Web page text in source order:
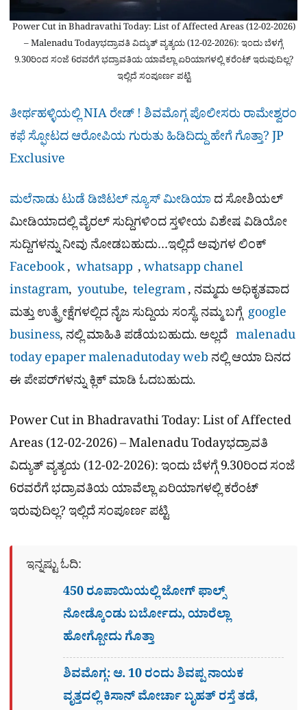
Power Cut in Bhadravathi Today: List of Affected Areas (12-02-2026)
– Malenadu Todayಭದ್ರಾವತಿ ವಿದ್ಯುತ್ ವ್ಯತ್ಯಯ (12-02-2026): ಇಂದು ಬೆಳಗ್ಗೆ
9.30ರಿಂದ ಸಂಜೆ 6ರವರೆಗೆ ಭದ್ರಾವತಿಯ ಯಾವೆಲ್ಲಾ ಏರಿಯಾಗಳಲ್ಲಿ ಕರೆಂಟ್ ಇರುವುದಿಲ್ಲ?
ಇಲ್ಲಿದೆ ಸಂಪೂರ್ಣ ಪಟ್ಟಿ
ತೀರ್ಥಹಳ್ಳಿಯಲ್ಲಿ NIA ರೇಡ್‌ ! ಶಿವಮೊಗ್ಗ ಪೊಲೀಸರು ರಾಮೇಶ್ವರಂ
ಕಫೆ ಸ್ಫೋಟದ ಆರೋಪಿಯ ಗುರುತು ಹಿಡಿದಿದ್ದು ಹೇಗೆ ಗೊತ್ತಾ? JP
Exclusive
ಮಲೆನಾಡು ಟುಡೆ ಡಿಜಿಟಲ್ ನ್ಯೂಸ್ ಮೀಡಿಯಾ ದ ಸೋಶಿಯಲ್​
ಮೀಡಿಯಾದಲ್ಲಿ ವೈರಲ್​ ಸುದ್ದಿಗಳಿಂದ ಸ್ತಳೀಯ ವಿಶೇಷ ವಿಡಿಯೋ
ಸುದ್ದಿಗಳನ್ನು ನೀವು ನೋಡಬಹುದು…ಇಲ್ಲಿದೆ ಅವುಗಳ ಲಿಂಕ್
Facebook, whatsapp ,whatsapp chanel
instagram, youtube, telegram, ನಮ್ಮದು ಅಧಿಕೃತವಾದ
ಮತ್ತು ಉತ್ಪ್ರೇಕ್ಷೆಗಳಲ್ಲಿದ ನೈಜ ಸುದ್ದಿಯ ಸಂಸ್ಥೆ. ನಮ್ಮ ಬಗ್ಗೆ google
business, ನಲ್ಲಿ ಮಾಹಿತಿ ಪಡೆಯಬಹುದು. ಅಲ್ಲದೆ malenadu
today epapermalenadutoday web ನಲ್ಲಿ ಆಯಾ ದಿನದ
ಈ ಪೇಪರ್​ಗಳನ್ನು ಕ್ಲಿಕ್ ಮಾಡಿ ಓದಬಹುದು.
Power Cut in Bhadravathi Today: List of Affected
Areas (12-02-2026) – Malenadu Todayಭದ್ರಾವತಿ
ವಿದ್ಯುತ್ ವ್ಯತ್ಯಯ (12-02-2026): ಇಂದು ಬೆಳಗ್ಗೆ 9.30ರಿಂದ ಸಂಜೆ
6ರವರೆಗೆ ಭದ್ರಾವತಿಯ ಯಾವೆಲ್ಲಾ ಏರಿಯಾಗಳಲ್ಲಿ ಕರೆಂಟ್
ಇರುವುದಿಲ್ಲ? ಇಲ್ಲಿದೆ ಸಂಪೂರ್ಣ ಪಟ್ಟಿ
ಇನ್ನಷ್ಟು ಓದಿ:
450 ರೂಪಾಯಿಯಲ್ಲಿ ಜೋಗ್​ ಫಾಲ್ಸ್​
ನೋಡ್ಕೊಂಡು ಬರ್ಬೋದು, ಯಾರೆಲ್ಲಾ
ಹೋಗ್ಬೋದು ಗೊತ್ತಾ
ಶಿವಮೊಗ್ಗ: ಆ. 10 ರಂದು ಶಿವಪ್ಪ ನಾಯಕ
ವೃತ್ತದಲ್ಲಿ ಕಿಸಾನ್ ಮೋರ್ಚಾ ಬೃಹತ್ ರಸ್ತೆ ತಡೆ,